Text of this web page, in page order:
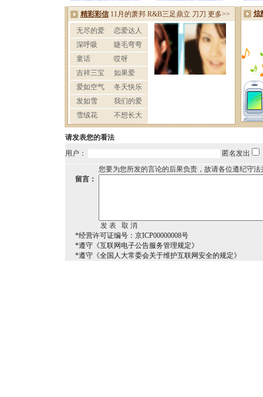
请发表您的看法
用户：
匿名发出
您要为您所发的言论的后果负责，故请各位遵纪守
留言：
*经营许可证编号：京ICP00000008号
*遵守《互联网电子公告服务管理规定》
*遵守《全国人大常委会关于维护互联网安全的规定》